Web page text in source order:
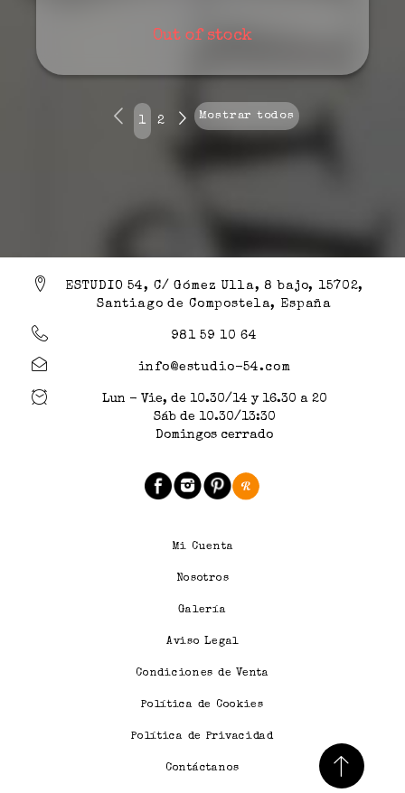
Out of stock
1 2 Mostrar todos
ESTUDIO 54, C/ Gómez Ulla, 8 bajo, 15702,
Santiago de Compostela, España
981 59 10 64
info@estudio-54.com
Lun - Vie, de 10.30/14 y 16.30 a 20
Sáb de 10.30/13:30
Domingos cerrado
Mi Cuenta
Nosotros
Galería
Aviso Legal
Condiciones de Venta
Política de Cookies
Política de Privacidad
Contáctanos